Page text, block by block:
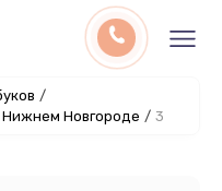
/
Нижнем Новгороде / 3